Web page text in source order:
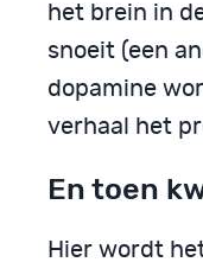
het brein in
snoeit (een
dopamine
verhaal het
En toen
Hier wordt